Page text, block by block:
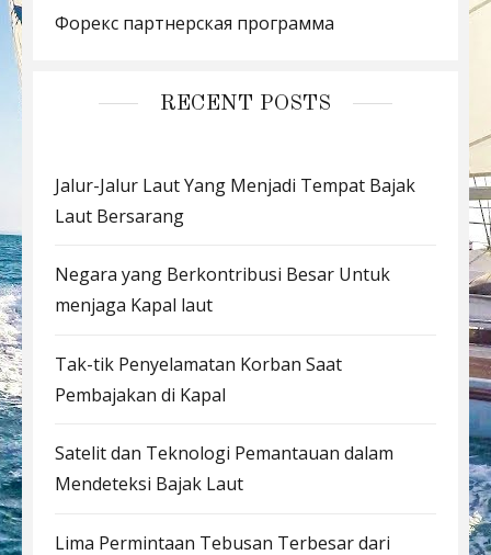
Форекс партнерская программа
RECENT POSTS
Jalur-Jalur Laut Yang Menjadi Tempat Bajak
Laut Bersarang
Negara yang Berkontribusi Besar Untuk
menjaga Kapal laut
Tak-tik Penyelamatan Korban Saat
Pembajakan di Kapal
Satelit dan Teknologi Pemantauan dalam
Mendeteksi Bajak Laut
Lima Permintaan Tebusan Terbesar dari